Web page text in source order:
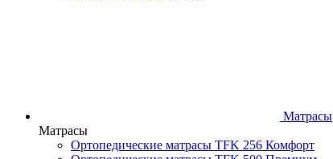
Матрасы
Матрасы
Ортопедические матрасы TFK 256 Комфорт